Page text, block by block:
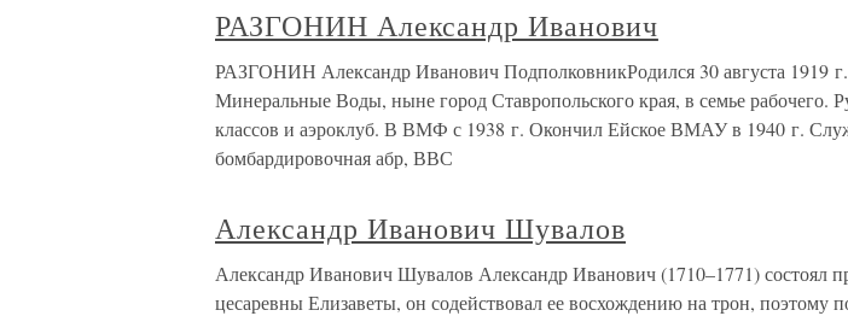
РАЗГОНИН Александр Иванович
РАЗГОНИН Александр Иванович ПодполковникРодился 30 августа 1919
Минеральные Воды, ныне город Ставропольского края, в семье рабочего.
классов и аэроклуб. В ВМФ с 1938 г. Окончил Ейское ВМАУ в 1940 г.
бомбардировочная абр, ВВС
Александр Иванович Шувалов
Александр Иванович Шувалов Александр Иванович (1710–1771) состоял
цесаревны Елизаветы, он содействовал ее восхождению на трон, поэтому